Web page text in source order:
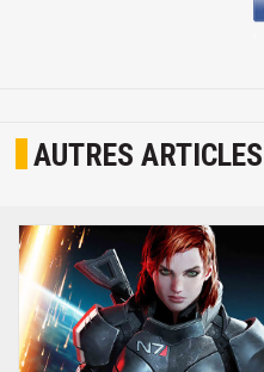
AUTRES ARTICLES